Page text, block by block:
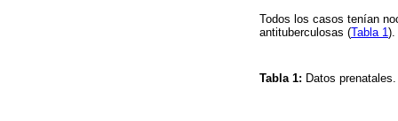
Todos los casos tenían
antituberculosas (Tabla 1).
Tabla 1: Datos